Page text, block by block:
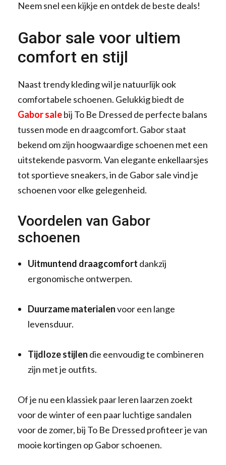
Neem snel een kijkje en ontdek de beste deals!
Gabor sale voor ultiem
comfort en stijl
Naast trendy kleding wil je natuurlijk ook
comfortabele schoenen. Gelukkig biedt de
Gabor salebij To Be Dressed de perfecte balans
tussen mode en draagcomfort. Gabor staat
bekend om zijn hoogwaardige schoenen met een
uitstekende pasvorm. Van elegante enkellaarsjes
tot sportieve sneakers, in de Gabor sale vind je
schoenen voor elke gelegenheid.
Voordelen van Gabor
schoenen
Uitmuntend draagcomfort dankzij
ergonomische ontwerpen.
Duurzame materialenvoor een lange
levensduur.
Tijdloze stijlen die eenvoudig te combineren
zijn met je outfits.
Of je nu een klassiek paar leren laarzen zoekt
voor de winter of een paar luchtige sandalen
voor de zomer, bij To Be Dressed profiteer je van
mooie kortingen op Gabor schoenen.